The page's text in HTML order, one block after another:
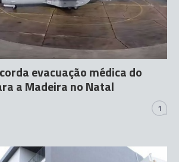
evacuação médica do
a Madeira no Natal
1